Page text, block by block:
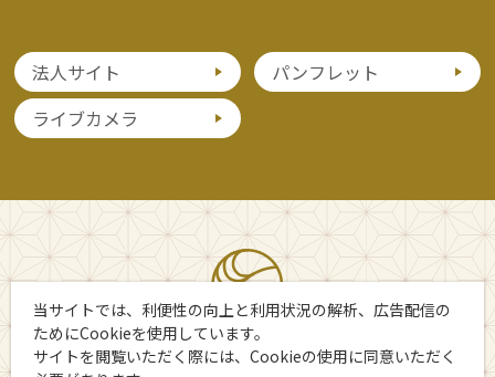
法人サイト
パンフレット
ライブカメラ
当サイトでは、利便性の向上と利用状況の解析、広告配信の
ためにCookieを使用しています。
サイトを閲覧いただく際には、Cookieの使用に同意いただく